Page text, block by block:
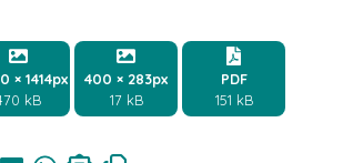
× 1414px
kB
400 × 283px
17 kB
PDF
151 kB